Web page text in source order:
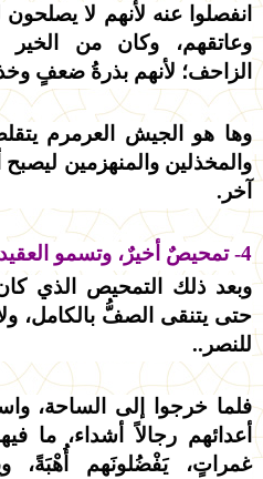
انفصلوا عنه لأنهم لا
وعاتقهم، وكان من
الزاحف؛ لأنهم بذرةُ ضعفٍ
وها هو الجيش العرمرم
والمخذلين والمنهزمين ليصبح
آخر.
4- تمحيصٌ أخيرٌ، وتسمو العقيدةُ بأصحابها
وبعد ذلك التمحيص الذي
حتى يتنقى الصفُّ بالكامل،
للنصر..
فلما خرجوا إلى الساحة،
أعدائهم رجالاً أشداء، ما
غمراتٍ، يَفْضُلونَهم أُهْبَةً،